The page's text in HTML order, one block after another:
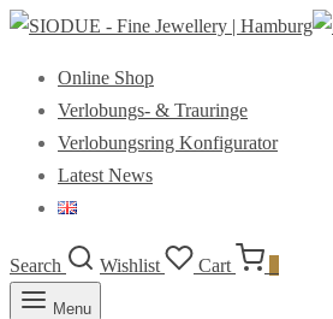
Online Shop
Verlobungs- & Trauringe
Verlobungsring Konfigurator
Latest News
Search Wishlist Cart
Menu